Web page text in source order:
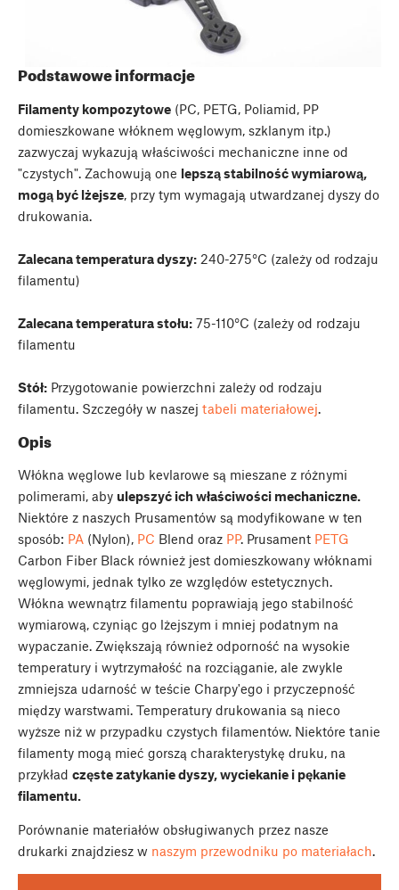
Podstawowe informacje
Filamenty kompozytowe (PC, PETG, Poliamid, PP
domieszkowane włóknem węglowym, szklanym itp.)
zazwyczaj wykazują właściwości mechaniczne inne od
"czystych". Zachowują one lepszą stabilność wymiarową,
mogą być lżejsze , przy tym wymagają utwardzanej dyszy do
drukowania.
Zalecana temperatura dyszy: 240-275°C (zależy od rodzaju
filamentu)
Zalecana temperatura stołu: 75-110°C (zależy od rodzaju
filamentu
Stół: Przygotowanie powierzchni zależy od rodzaju
filamentu. Szczegóły w naszej tabeli materiałowej
Opis
Włókna węglowe lub kevlarowe są mieszane z różnymi
polimerami, aby ulepszyć ich właściwości mechaniczne.
Niektóre z naszych Prusamentów są modyfikowane w ten
sposób: PA (Nylon), PC Blend oraz PP. Prusament PETG
Carbon Fiber Black również jest domieszkowany włóknami
węglowymi, jednak tylko ze względów estetycznych.
Włókna wewnątrz filamentu poprawiają jego stabilność
wymiarową, czyniąc go lżejszym i mniej podatnym na
wypaczanie. Zwiększają również odporność na wysokie
temperatury i wytrzymałość na rozciąganie, ale zwykle
zmniejsza udarność w teście Charpy'ego i przyczepność
między warstwami. Temperatury drukowania są nieco
wyższe niż w przypadku czystych filamentów. Niektóre tanie
filamenty mogą mieć gorszą charakterystykę druku, na
przykład częste zatykanie dyszy, wyciekanie i pękanie
filamentu.
Porównanie materiałów obsługiwanych przez nasze
drukarki znajdziesz w naszym przewodniku po materiałach.